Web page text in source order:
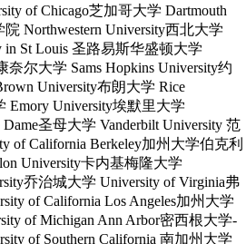
of Chicago芝加哥大学 Dartmouth
Northwestern University西北大学
in St Louis 圣路易斯华盛顿大学
奈尔大学 Sams Hopkins University约
University布朗大学 Rice
Emory University埃默里大学
圣母大学 Vanderbilt University 范
of California Berkeley加州大学伯克利
University卡内基梅隆大学
乔治城大学 University of Virginia弗
of California Los Angeles加州大学
of Michigan Ann Arbor密西根大学-
of Southern California 南加州大学